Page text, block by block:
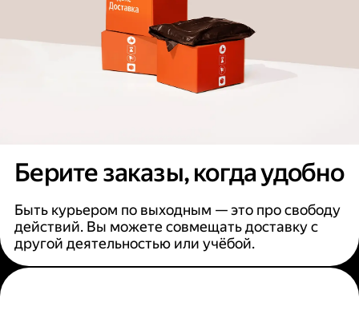
Берите заказы, когда удобно
Быть курьером по выходным — это про свободу
действий. Вы можете совмещать доставку с
другой деятельностью или учёбой.